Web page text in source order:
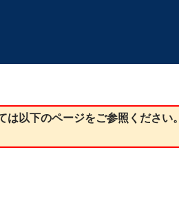
以下のページをご参照ください。